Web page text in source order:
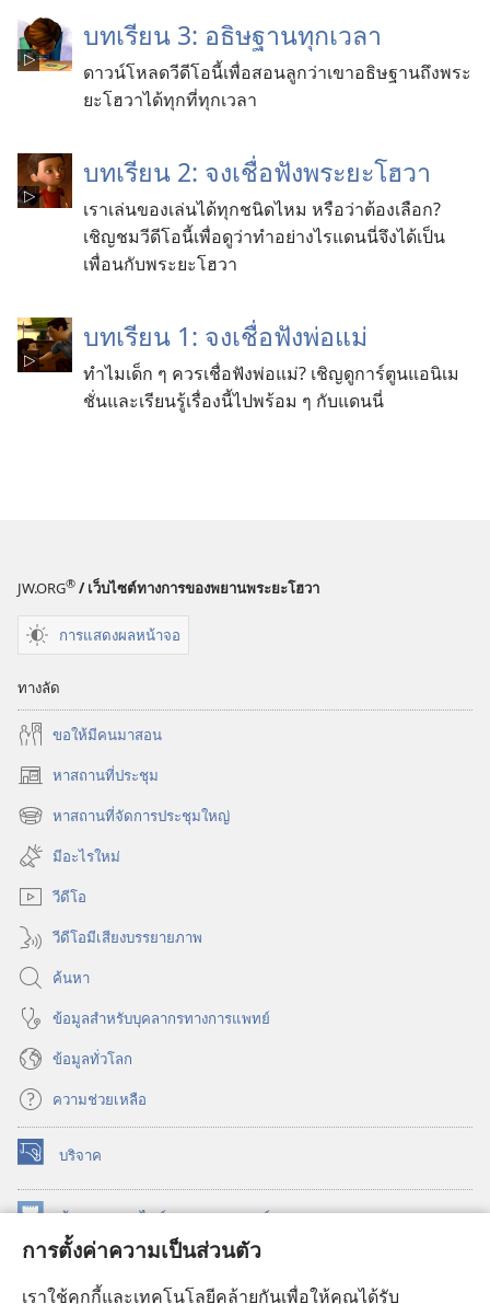
การตั้งค่าความเป็นส่วนตัว
เราใช้คุกกี้และเทคโนโลยีคล้ายกันเพื่อให้คุณได้รับ
บทเรียน 3: อธิษฐานทุกเวลา
ดาวน์โหลดวีดีโอนี้เพื่อสอนลูกว่าเขาอธิษฐานถึงพระ
ยะโฮวาได้ทุกที่ทุกเวลา
บทเรียน 2: จงเชื่อฟังพระยะโฮวา
เราเล่นของเล่นได้ทุกชนิดไหม หรือว่าต้องเลือก?
เชิญชมวีดีโอนี้เพื่อดูว่าทำอย่างไรแดนนี่จึงได้เป็น
เพื่อนกับพระยะโฮวา
บทเรียน 1: จงเชื่อฟังพ่อแม่
ทำไมเด็ก ๆ ควรเชื่อฟังพ่อแม่? เชิญดูการ์ตูนแอนิเม
ชั่นและเรียนรู้เรื่องนี้ไปพร้อม ๆ กับแดนนี่
JW.ORG® / เว็บไซต์ทางการของพยานพระยะโฮวา
การแสดงผลหน้าจอ
ทางลัด
ขอ​ให้​มี​คน​มา​สอน
หาสถานที่ประชุม
(เปิด
หน้าต่างหาสถานที่จัดการประชุมใหญ่
(เปิด
หน้าต่าง
ใหม่)
มีอะไรใหม่
วีดีโอ
วีดีโอมีเสียงบรรยายภาพ
ค้นหา
ข้อมูล​สำหรับ​บุคลากร​ทาง​การ​แพทย์
ข้อมูล​ทั่ว​โลก
ความช่วยเหลือ
บริจาค
(เปิด
หน้าต่าง
ใหม่) ห้องสมุดออนไลน์ของวอชเทาเวอร์
หน้าต่าง
®